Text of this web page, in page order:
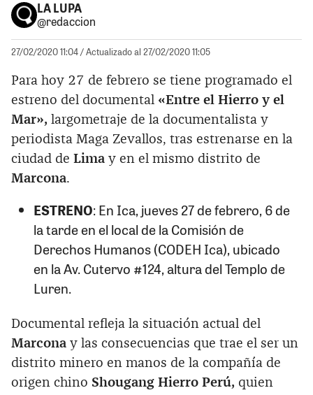
LA LUPA
@redaccion
27/02/2020 11:04/ Actualizado al 27/02/2020 11:05
Para hoy 27 de febrero se tiene programado el
estreno del documental «Entre el Hierro y el
Mar», largometraje de la documentalista y
periodista Maga Zevallos, tras estrenarse en la
ciudad de Lima y en el mismo distrito de
Marcona.
ESTRENO: En Ica, jueves 27 de febrero, 6 de
la tarde en el local de la Comisión de
Derechos Humanos (CODEH Ica), ubicado
en la Av. Cutervo #124, altura del Templo de
Luren.
Documental refleja la situación actual del
Marcona y las consecuencias que trae el ser un
distrito minero en manos de la compañía de
origen chino Shougang Hierro Perú, quien